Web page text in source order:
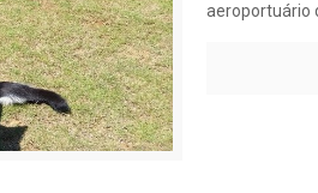
aeroportuário